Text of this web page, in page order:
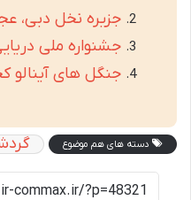
جزیره نخل دبی،
جشنواره ملی
جنگل های آینالو
دسته های هم موضوع